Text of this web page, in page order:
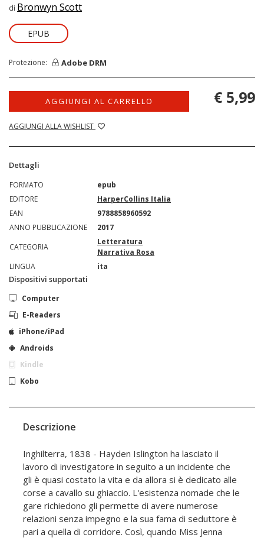
di Bronwyn Scott
EPUB
Protezione: Adobe DRM
AGGIUNGI AL CARRELLO
AGGIUNGI ALLA WISHLIST
€ 5,99
Dettagli
FORMATO
epub
EDITORE
HarperCollins Italia
EAN
9788858960592
ANNO PUBBLICAZIONE
2017
CATEGORIA
Letteratura
Narrativa Rosa
LINGUA
ita
Dispositivi supportati
Computer
E-Readers
iPhone/iPad
Androids
Kindle
Kobo
Descrizione
Inghilterra, 1838 - Hayden Islington ha lasciato il
lavoro di investigatore in seguito a un incidente che
gli è quasi costato la vita e da allora si è dedicato alle
corse a cavallo su ghiaccio. L'esistenza nomade che le
gare richiedono gli permette di avere numerose
relazioni senza impegno e la sua fama di seduttore è
pari a quella di corridore. Così, quando Miss Jenna